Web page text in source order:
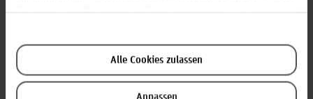
Alle Cookies zulassen
Ausgabe Nr. 4/2011 vom 26.5.2011
Gesamt Nr. 4/2011